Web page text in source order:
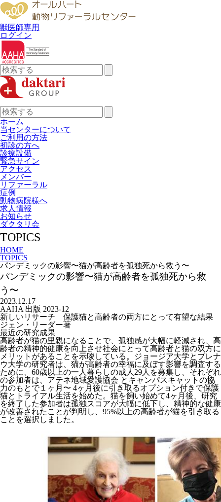
獣医師専用
ログイン
検
索:
検
索:
ホーム
当センターについて
ご利用の方法
初診の方へ
診療設備
緊急サイン
アクセス
メンバー
リファーラル
症例
動物病院様へ
求人情報
お知らせ
ダクタリ会
TOPICS
HOME
TOPICS
パンデミックの影響〜猫が高齢者を孤独死から救う〜
パンデミックの影響〜猫が高齢者を孤独死から救
う〜
2023.12.17
AAHA 出版 2023-12
新しいリサーチ 保護猫と高齢者の両方にとって有望な結果
ジェン・リーダー著
最近の研究成果
高齢者が猫の里親になることで、孤独感が大幅に軽減され、高
齢者の精神的健康を向上させ社会にとって高齢者と猫の双方に
メリットがあることを示唆している。ジョージア大学とブレナ
ウ大学の研究者は、猫が高齢者の幸福に及ぼす影響を調査する
ために、60歳以上の一人暮らしの成人29人を募集し、それぞれ
の参加者は、アテネ地域愛護協会 とキャンパスキャットの協
力のもとで１ヶ月〜 4ヶ月後に引き取るオプション付きで保護
猫とトライアル生活を始めた。猫を飼い始めて4ヶ月後、研究
を終了した参加者は孤独スコアが大幅に低下し、精神的な健康
が改善されたことが判明し、95%以上の高齢者が猫を引き取る
ことを選択しました。